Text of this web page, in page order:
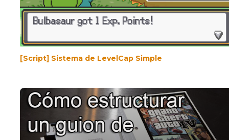
[Script] Sistema de LevelCap Simple